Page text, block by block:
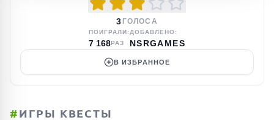
3 ГОЛОСА
ПОИГРАЛИ:
7 168РАЗ
ДОБАВЛЕНО:
NSRGAMES
В ИЗБРАННОЕ
#ИГРЫ КВЕСТЫ